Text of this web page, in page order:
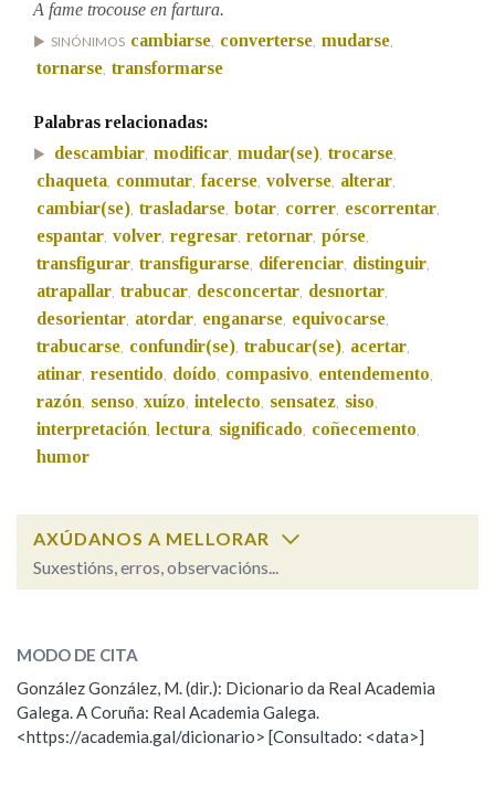
Marcas gramaticais
Pertence a
A fame trocouse en fartura.
SINÓNIMOS cambiarse, converterse, mudarse,
tornarse, transformarse
Palabras relacionadas:
descambiar, modificar, mudar(se), trocarse,
chaqueta, conmutar, facerse, volverse, alterar,
cambiar(se), trasladarse, botar, correr, escorrentar,
espantar, volver, regresar, retornar, pórse,
transfigurar, transfigurarse, diferenciar, distinguir,
atrapallar, trabucar, desconcertar, desnortar,
desorientar, atordar, enganarse, equivocarse,
trabucarse, confundir(se), trabucar(se), acertar,
atinar, resentido, doído, compasivo, entendemento,
razón, senso, xuízo, intelecto, sensatez, siso,
interpretación, lectura, significado, coñecemento,
humor
AXÚDANOS A MELLORAR
Suxestións, erros, observacións...
ESCOLLE UNHA OPCIÓN:
Observación Hai un erro na palabra
Propoño mellorar a definición
MODO DE CITA
González González, M. (dir.): Dicionario da Real Academia
Galega. A Coruña: Real Academia Galega.
<https://academia.gal/dicionario> [Consultado: <data>]